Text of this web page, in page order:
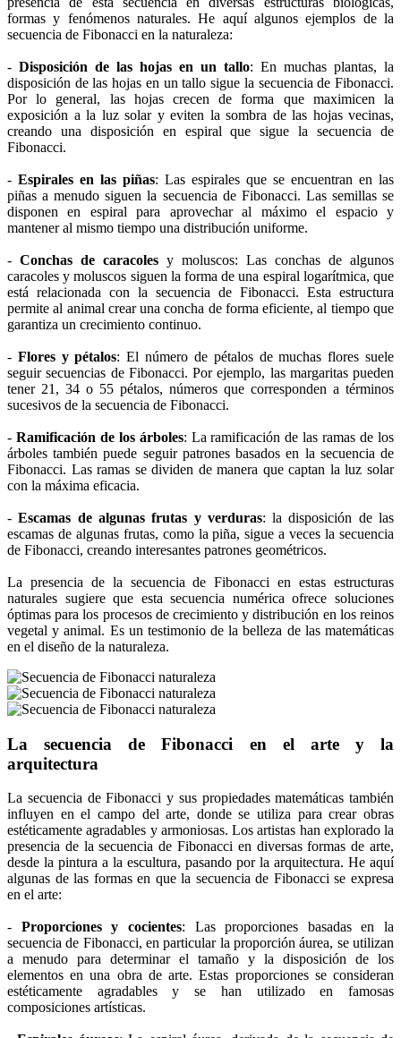
formas y fenómenos naturales. He aquí algunos ejemplos de la
secuencia de Fibonacci en la naturaleza:
- Disposición de las hojas en un tallo: En muchas plantas, la
disposición de las hojas en un tallo sigue la secuencia de Fibonacci.
Por lo general, las hojas crecen de forma que maximicen la
exposición a la luz solar y eviten la sombra de las hojas vecinas,
creando una disposición en espiral que sigue la secuencia de
Fibonacci.
- Espirales en las piñas: Las espirales que se encuentran en las
piñas a menudo siguen la secuencia de Fibonacci. Las semillas se
disponen en espiral para aprovechar al máximo el espacio y
mantener al mismo tiempo una distribución uniforme.
- Conchas de caracoles y moluscos: Las conchas de algunos
caracoles y moluscos siguen la forma de una espiral logarítmica, que
está relacionada con la secuencia de Fibonacci. Esta estructura
permite al animal crear una concha de forma eficiente, al tiempo que
garantiza un crecimiento continuo.
- Flores y pétalos: El número de pétalos de muchas flores suele
seguir secuencias de Fibonacci. Por ejemplo, las margaritas pueden
tener 21, 34 o 55 pétalos, números que corresponden a términos
sucesivos de la secuencia de Fibonacci.
- Ramificación de los árboles: La ramificación de las ramas de los
árboles también puede seguir patrones basados en la secuencia de
Fibonacci. Las ramas se dividen de manera que captan la luz solar
con la máxima eficacia.
-Escamas de algunas frutas y verduras: la disposición de las
escamas de algunas frutas, como la piña, sigue a veces la secuencia
de Fibonacci, creando interesantes patrones geométricos.
La presencia de la secuencia de Fibonacci en estas estructuras
naturales sugiere que esta secuencia numérica ofrece soluciones
óptimas para los procesos de crecimiento y distribución en los reinos
vegetal y animal. Es un testimonio de la belleza de las matemáticas
en el diseño de la naturaleza.
La secuencia de Fibonacci en el arte y la
arquitectura
La secuencia de Fibonacci y sus propiedades matemáticas también
influyen en el campo del arte, donde se utiliza para crear obras
estéticamente agradables y armoniosas. Los artistas han explorado la
presencia de la secuencia de Fibonacci en diversas formas de arte,
desde la pintura a la escultura, pasando por la arquitectura. He aquí
algunas de las formas en que la secuencia de Fibonacci se expresa
en el arte:
- Proporciones y cocientes: Las proporciones basadas en la
secuencia de Fibonacci, en particular la proporción áurea, se utilizan
a menudo para determinar el tamaño y la disposición de los
elementos en una obra de arte. Estas proporciones se consideran
estéticamente agradables y se han utilizado en famosas
composiciones artísticas.